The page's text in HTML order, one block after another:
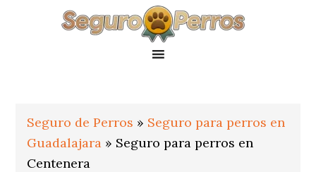
Seguro de Perros » Seguro para perros en
Guadalajara » Seguro para perros en
Centenera